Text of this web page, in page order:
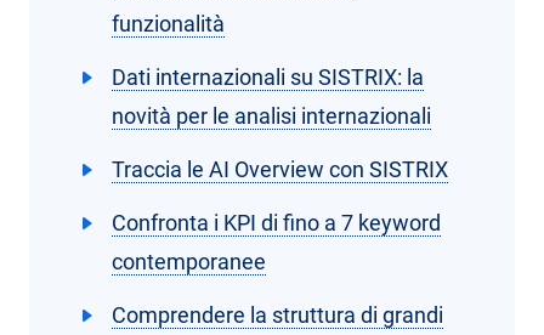
funzionalità
Dati internazionali su SISTRIX: la
novità per le analisi internazionali
Traccia le AI Overview con SISTRIX
Confronta i KPI di fino a 7 keyword
contemporanee
Comprendere la struttura di grandi